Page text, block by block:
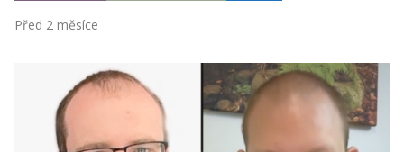
Před 2 měsíce